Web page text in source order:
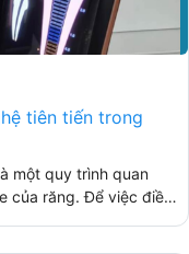
tiên tiến trong
một quy trình quan
của răng. Để việc điều